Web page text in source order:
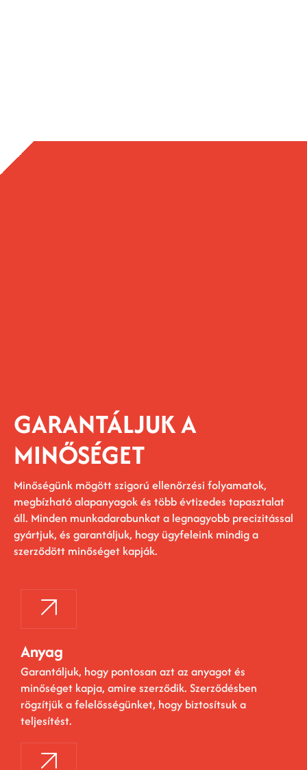
GARANTÁLJUK A
MINŐSÉGET
Minőségünk mögött szigorú ellenőrzési folyamatok,
megbízható alapanyagok és több évtizedes tapasztalat
áll. Minden munkadarabunkat a legnagyobb precizitással
gyártjuk, és garantáljuk, hogy ügyfeleink mindig a
szerződött minőséget kapják.
Anyag
Garantáljuk, hogy pontosan azt az anyagot és
minőséget kapja, amire szerződik. Szerződésben
rögzítjük a felelősségünket, hogy biztosítsuk a
teljesítést.